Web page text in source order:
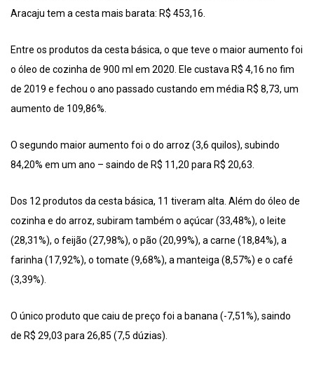
Aracaju tem a cesta mais barata: R$ 453,16.
Entre os produtos da cesta básica, o que teve o maior aumento foi
o óleo de cozinha de 900 ml em 2020. Ele custava R$ 4,16 no fim
de 2019 e fechou o ano passado custando em média R$ 8,73, um
aumento de 109,86%.
O segundo maior aumento foi o do arroz (3,6 quilos), subindo
84,20% em um ano – saindo de R$ 11,20 para R$ 20,63.
Dos 12 produtos da cesta básica, 11 tiveram alta. Além do óleo de
cozinha e do arroz, subiram também o açúcar (33,48%), o leite
(28,31%), o feijão (27,98%), o pão (20,99%), a carne (18,84%), a
farinha (17,92%), o tomate (9,68%), a manteiga (8,57%) e o café
(3,39%).
O único produto que caiu de preço foi a banana (-7,51%), saindo
de R$ 29,03 para 26,85 (7,5 dúzias).